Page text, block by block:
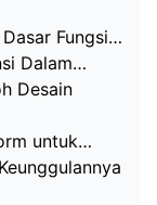
Fungsi…
Dalam…
Desain
untuk…